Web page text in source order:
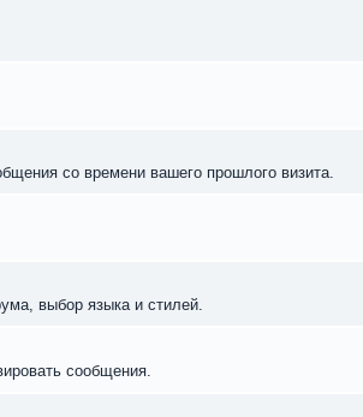
со времени вашего прошлого визита.
выбор языка и стилей.
сообщения.